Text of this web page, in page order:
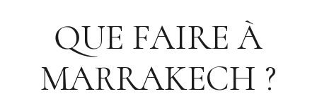
QUE FAIRE À
MARRAKECH ?